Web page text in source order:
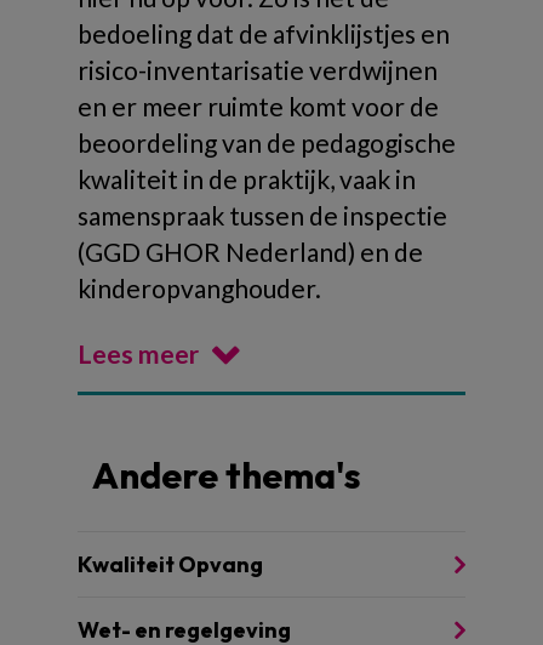
bedoeling dat de afvinklijstjes en
risico-inventarisatie verdwijnen
en er meer ruimte komt voor de
beoordeling van de pedagogische
kwaliteit in de praktijk, vaak in
samenspraak tussen de inspectie
(GGD GHOR Nederland) en de
kinderopvanghouder.
Lees meer
Andere thema's
Kwaliteit Opvang
Wet- en regelgeving